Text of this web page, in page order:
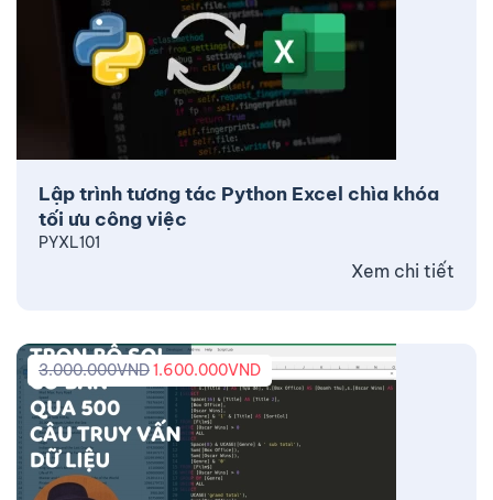
Lập trình tương tác Python Excel chìa khóa
tối ưu công việc
PYXL101
Xem chi tiết
3.000.000VND1.600.000VND